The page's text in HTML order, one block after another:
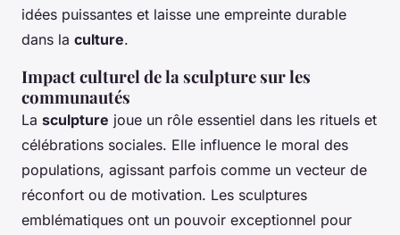
idées puissantes et laisse une empreinte durable
dans la culture.
Impact culturel de la sculpture sur les
communautés
La sculpture joue un rôle essentiel dans les rituels et
célébrations sociales. Elle influence le moral des
populations, agissant parfois comme un vecteur de
réconfort ou de motivation. Les sculptures
emblématiques ont un pouvoir exceptionnel pour